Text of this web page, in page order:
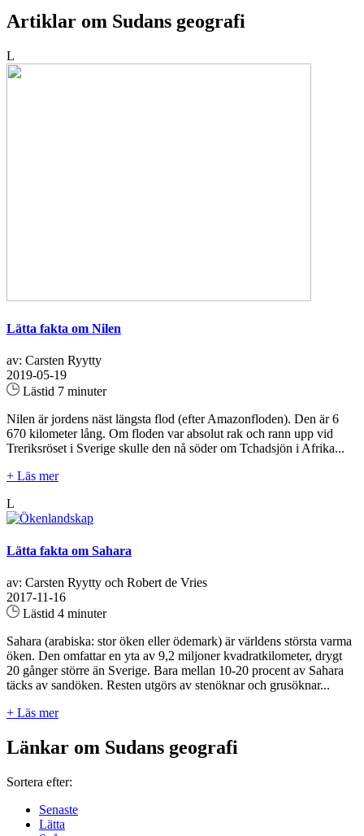
Artiklar om Sudans geografi
L
Lätta fakta om Nilen
av: Carsten Ryytty
2019-05-19
Lästid 7 minuter
Nilen är jordens näst längsta flod (efter Amazonfloden). Den är 6
670 kilometer lång. Om floden var absolut rak och rann upp vid
Treriksröset i Sverige skulle den nå söder om Tchadsjön i Afrika...
+ Läs mer
L
Lätta fakta om Sahara
av: Carsten Ryytty och Robert de Vries
2017-11-16
Lästid 4 minuter
Sahara (arabiska: stor öken eller ödemark) är världens största varma
öken. Den omfattar en yta av 9,2 miljoner kvadratkilometer, drygt
20 gånger större än Sverige. Bara mellan 10-20 procent av Sahara
täcks av sandöken. Resten utgörs av stenöknar och grusöknar...
+ Läs mer
Länkar om Sudans geografi
Sortera efter:
Senaste
Lätta